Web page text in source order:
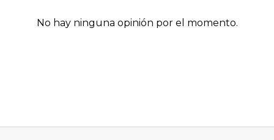
No hay ninguna opinión por el momento.